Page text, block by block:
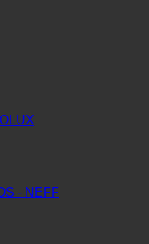
- NEFF